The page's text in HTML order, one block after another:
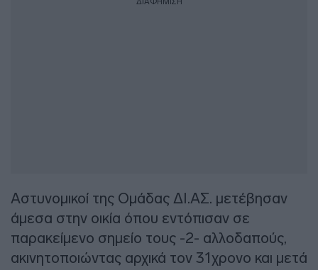
ΔΙΑΦΗΜΙΣΗ
Αστυνομικοί της Ομάδας ΔΙ.ΑΣ. μετέβησαν
άμεσα στην οικία όπου εντόπισαν σε
παρακείμενο σημείο τους -2- αλλοδαπούς,
ακινητοποιώντας αρχικά τον 31χρονο και μετά